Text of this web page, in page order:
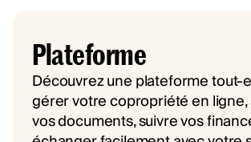
Plateforme
Découvrez une plateforme tout-
gérer votre copropriété en ligne,
vos documents, suivre vos